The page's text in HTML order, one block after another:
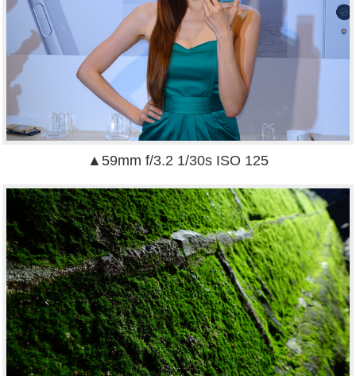
▲59mm f/3.2 1/30s ISO 125